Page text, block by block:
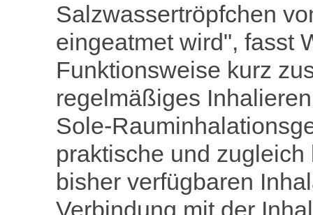
Salzwassertröpfchen
eingeatmet wird", fasst
Funktionsweise kurz
regelmäßiges
Sole-
praktische und
bisher verfügbaren
Verbindung mit der